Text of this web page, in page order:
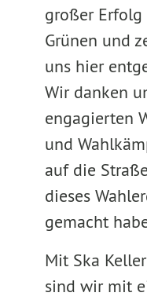
großer
Grünen und
uns hier
Wir danken
engagierten
und
auf die
dieses
gemacht
Mit Ska
sind wir mit